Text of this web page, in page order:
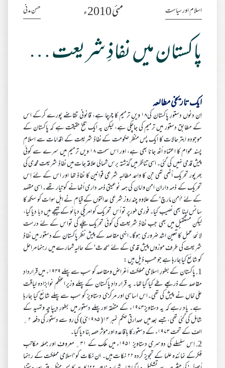
اسلام اور سیاست مئی 2010ء حسن مدنی
پاکستان میں نفاذِ شریعت کے اہم مراحل
ایک تاریخی مطالعہ
اِن دنوں دستورِ پاکستان کی۱۸ ویں ترمیم کا چرچا ہے، قانونی تقاضے پورے کرکے اس
کے مطابق دستور میں ترمیم کی جاچکی ہے، لیکن یہ ایک تلخ حقیقت ہے کہ پاکستان کے
موجودہ ابتر حالات کا ایک پس منظر حکومت کے نفاذِ شریعت کے اقدامات سے اسلام
پسند عوام کا اعتماد اُٹھ جانا بھی ہے، اور اس سمت ۱۸ ویں ترمیم میں سرے سے کوئی
پیش قدمی نہیں کی گئی۔ اسی تناظر میں گذشتہ برس شمالی علاقہ جات میں نفاذِ شریعت محمدی کی
بھرپور تحریک اُٹھی تھی جن کا واحد مطالبہ شرعی قوانین کا نفاذ تھا اور اس کے لئے اِس
تحریک کے ذمہ داران امن وامان کی ہمہ نوعیتی ذمہ داری اُٹھانے کو تیار تھے۔اسی مقصد
کے لئے 'اَمن مارچ' کے علاوہ چند روز شرعی عدالتوں کے قیام نے اہل سوات کو سکھ کا
سانس لینا بھی نصیب کیا۔ فوری طورپر تو اُس تحریک کو امریکی دبائو کے نتیجے میں دبا دیا گیا،
لیکن مستقبل میں بھی جب نفاذِ شریعت کی کوئی تحریک چلے گی تواس کے لئے درست
لائحۂ عمل کا تعین اشد ضروری ہوگا۔انہی مقاصد کے پیش نظر پاکستان کے دستور میں نفاذِ
شریعت کی طرف موزوں پیش قدمی کے لئے 'محدث' کے حالیہ شمارے میں رہنما مراحل
کو شائع کیا جارہا ہے جو حسب ِذیل ہیں :
1. پاکستان کے بطورِ اسلامی مملکت اَغراض ومقاصد کو سب سے پہلے ۱۹۴۹ء میں قراردادِ
مقاصد کے ذریعے طے کیا گیا تھا۔ یہ قرار دادِ پاکستان کے پہلے وزیر اعظم نوابزادہ لیاقت
علی خاں نے پیش کی تھی۔اس اساسی اور مرکزی دستاویز کو سب سے پہلے شائع کیا جارہا
ہے۔ یاد رہے کہ یہ دستاویز۱۹۷۳ء کے متفقہ اور پہلے دستور میں بطورِ دیپاچہ وتمہید کے
شامل کی گئی تھی، جسے بعد میں صدارتی حکم نمبر ۱۴( ۱۹۸۵ئ) کی رو سے دستور کی دفعہ ۲؍
الف کے تحت ۱۹۷۳ء کے دستور کا باقاعدہ اورمؤثر حصہ بنا دیا گیا۔
2. اِس سلسلے کی دوسری دستاویز ۱۹۵۱ء میں ملک کے ۳۱؍ معروف اور جملہ مکاتبِ
فکرکے نمائندہ علما کے تجویز کردہ ۲۲ نکات ہیں۔ ان نکات کو 'اسلامی مملکت کے رہنما